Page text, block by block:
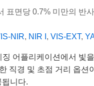
표면당 0.7% 미만의 반
NIR, NIR I , VIS-EXT,
어플리케이션에서 빛
직경 및 초점 거리 옵
니다.